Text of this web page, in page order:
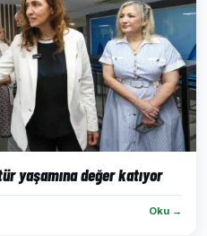
yaşamına değer katıyor
Oku →